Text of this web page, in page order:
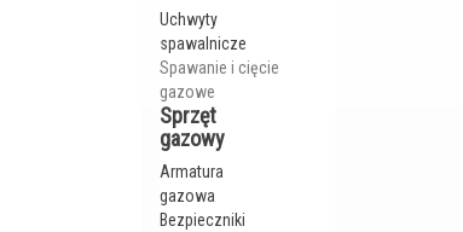
Uchwyty
spawalnicze
Spawanie i cięcie
gazowe
Sprzęt
gazowy
Armatura
gazowa
Bezpieczniki